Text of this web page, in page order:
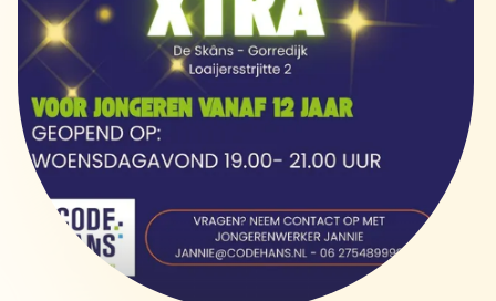
Energie
Contact
Inloggen
Privacy verklaring